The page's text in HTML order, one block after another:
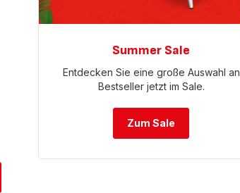
Summer Sale
Entdecken Sie eine große Auswahl an
Bestseller jetzt im Sale.
Zum Sale